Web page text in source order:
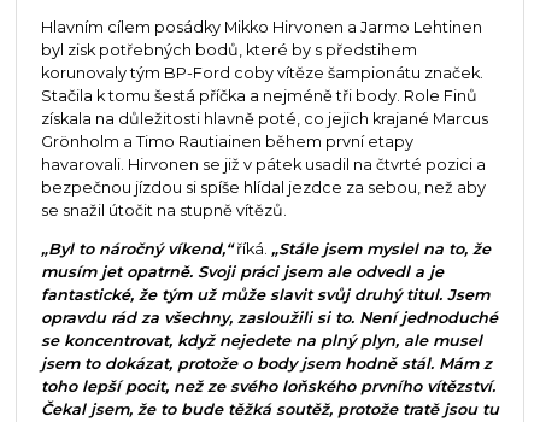
Hlavním cílem posádky Mikko Hirvonen a Jarmo Lehtinen
byl zisk potřebných bodů, které by s předstihem
korunovaly tým BP-Ford coby vítěze šampionátu značek.
Stačila k tomu šestá příčka a nejméně tři body. Role Finů
získala na důležitosti hlavně poté, co jejich krajané Marcus
Grönholm a Timo Rautiainen během první etapy
havarovali. Hirvonen se již v pátek usadil na čtvrté pozici a
bezpečnou jízdou si spíše hlídal jezdce za sebou, než aby
se snažil útočit na stupně vítězů.
„Byl to náročný víkend,“říká. „Stále jsem myslel na to, že
musím jet opatrně. Svoji práci jsem ale odvedl a je
fantastické, že tým už může slavit svůj druhý titul. Jsem
opravdu rád za všechny, zasloužili si to. Není jednoduché
se koncentrovat, když nejedete na plný plyn, ale musel
jsem to dokázat, protože o body jsem hodně stál. Mám z
toho lepší pocit, než ze svého loňského prvního vítězství.
Čekal jsem, že to bude těžká soutěž, protože tratě jsou tu